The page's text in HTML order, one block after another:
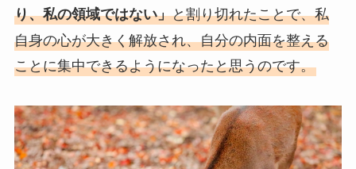
り、私の領域ではない」と割り切れたことで、私
自身の心が大きく解放され、自分の内面を整える
ことに集中できるようになったと思うのです。